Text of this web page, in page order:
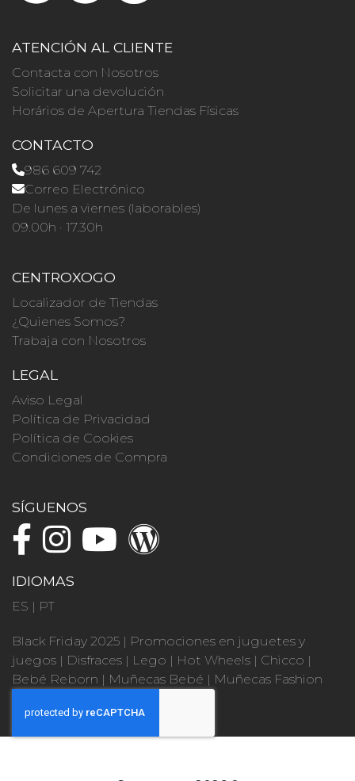
ATENCIÓN AL CLIENTE
Contacta con Nosotros
Solicitar una devolución
Horários de Apertura Tiendas Físicas
CONTACTO
986 609 742
Correo Electrónico
De lunes a viernes (laborables)
09.00h · 17.30h
CENTROXOGO
Localizador de Tiendas
¿Quienes Somos?
Trabaja con Nosotros
LEGAL
Aviso Legal
Política de Privacidad
Política de Cookies
Condiciones de Compra
SÍGUENOS
IDIOMAS
ES | PT
Black Friday 2025 | Promociones en juguetes y
juegos | Disfraces | Lego | Hot Wheels | Chicco |
Bebé Reborn | Muñecas Bebé | Muñecas Fashion